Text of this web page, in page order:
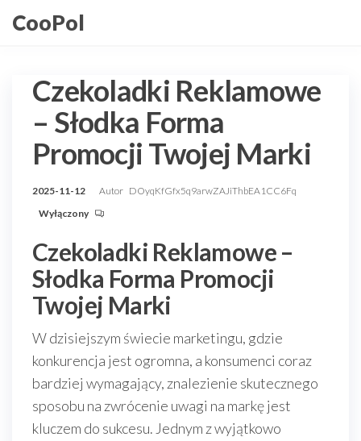
doCooPol
Czekoladki Reklamowe
– Słodka Forma
Promocji Twojej Marki
2025-11-12 Autor DOyqKfGfx5q9arwZAJiThbEA1CC6Fq
Wyłączony
Czekoladki Reklamowe –
Słodka Forma Promocji
Twojej Marki
W dzisiejszym świecie marketingu, gdzie
konkurencja jest ogromna, a konsumenci coraz
bardziej wymagający, znalezienie skutecznego
sposobu na zwrócenie uwagi na markę jest
kluczem do sukcesu. Jednym z wyjątkowo